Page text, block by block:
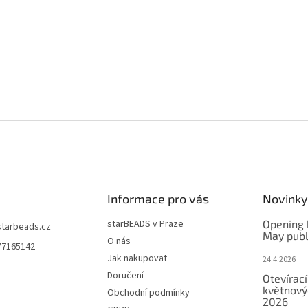
Informace pro vás
starBEADS v Praze
O nás
Jak nakupovat
Doručení
Obchodní podmínky
Novinky
Opening
May
24.4.2026
2026